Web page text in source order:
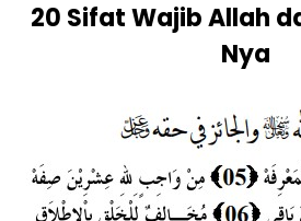
20 Sifat Wajib Allah
Nya